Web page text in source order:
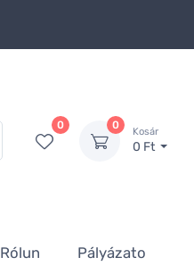
0 0
Kosár
0 Ft
Rólun
Pályázato